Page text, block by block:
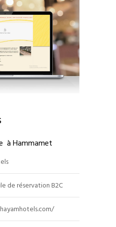
à Hammamet
de réservation B2C